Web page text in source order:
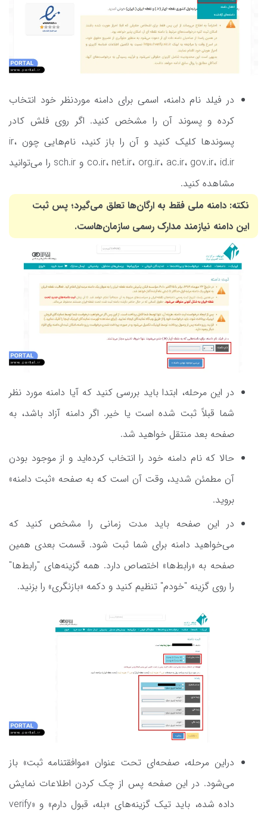
در فیلد نام دامنه، اسمی برای دامنه موردنظر خود انتخاب
کرده و پسوند آن را مشخص کنید. اگر روی فلش کادر
پسوندها کلیک کنید و آن را باز کنید، نام‌هایی چون ir،
co.ir، net.ir، org.ir، ac.ir، gov.ir، id.ir و sch.ir را می‌توانید
مشاهده کنید.
نکته: دامنه ملی فقط به ارگان‌ها تعلق می‌گیرد؛ پس ثبت
این دامنه نیازمند مدارک رسمی سازمان‌هاست.
در این مرحله، ابتدا باید بررسی کنید که آیا دامنه مورد نظر
شما قبلاً ثبت شده است یا خیر. اگر دامنه آزاد باشد، به
صفحه بعد منتقل خواهید شد.
حالا که نام دامنه خود را انتخاب کرده‌اید و از موجود بودن
آن مطمئن شدید، وقت آن است که به صفحه «ثبت دامنه»
بروید.
در این صفحه باید مدت زمانی را مشخص کنید که
می‌خواهید دامنه برای شما ثبت شود. قسمت بعدی همین
صفحه به «رابط‌ها» اختصاص دارد. همه گزینه‌های "رابط‌ها"
را روی گزینه "خودم" تنظیم کنید و دکمه «بازنگری» را بزنید.
دراین مرحله، صفحه‌ای تحت عنوان «موافقتنامه ثبت» باز
می‌شود. در این صفحه پس از چک کردن اطلاعات نمایش
داده شده‌، باید تیک گزینه‌های «بله، قبول دارم» و «verify